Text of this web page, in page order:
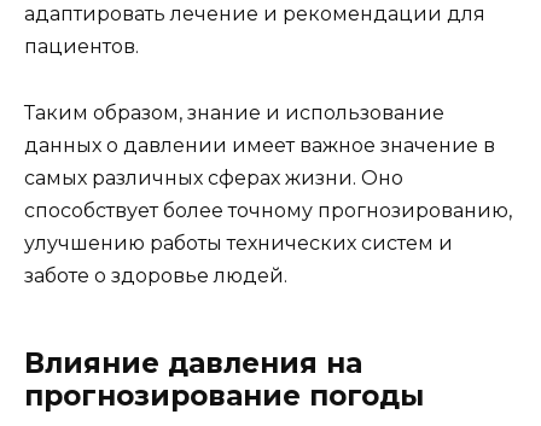
адаптировать лечение и рекомендации для
пациентов.
Таким образом, знание и использование
данных о давлении имеет важное значение в
самых различных сферах жизни. Оно
способствует более точному прогнозированию,
улучшению работы технических систем и
заботе о здоровье людей.
Влияние давления на
прогнозирование погоды